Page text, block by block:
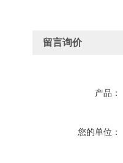
留言询价
产品：
您的单位：